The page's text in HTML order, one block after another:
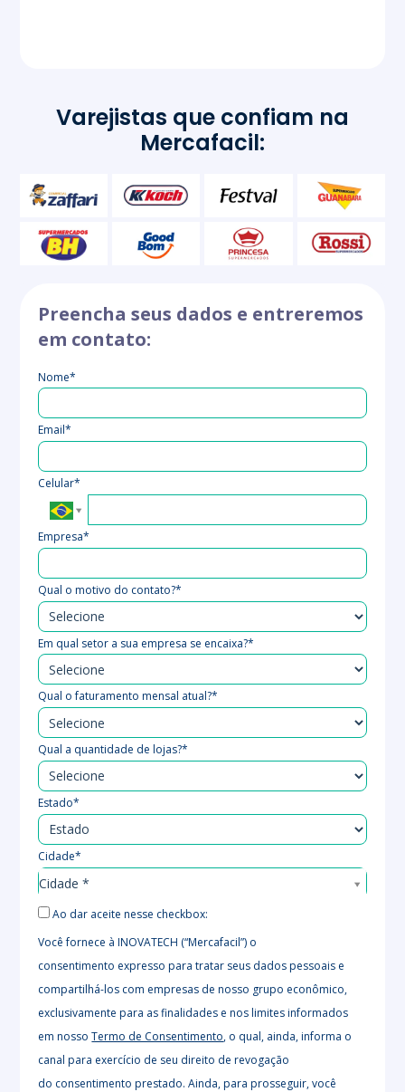
Varejistas que confiam na
Mercafacil:
Preencha seus dados e entreremos
em contato:
Nome*
Email*
Celular*
Empresa*
Qual o motivo do contato?*
Em qual setor a sua empresa se encaixa?*
Qual o faturamento mensal atual?*
Qual a quantidade de lojas?*
Estado*
Cidade*
Cidade *
Cidade*
Ao dar aceite nesse checkbox:
Você fornece à INOVATECH (“Mercafacil”) o
consentimento expresso para tratar seus dados pessoais e
compartilhá-los com empresas de nosso grupo econômico,
exclusivamente para as finalidades e nos limites informados
em nossoTermo de Consentimento, o qual, ainda, informa o
canal para exercício de seu direito de revogação
do consentimento prestado. Ainda, para prosseguir, você